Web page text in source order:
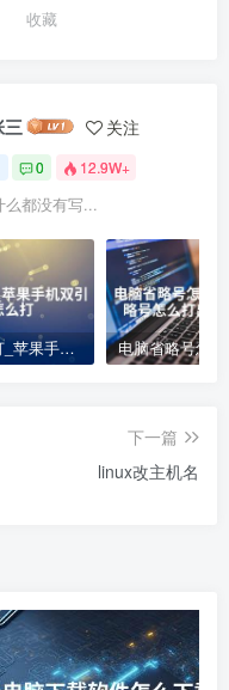
收藏
三 关注
0 12.9W+
么都没有写...
引号怎么打_苹果手机双引号怎么打
下一篇
linux改主机名